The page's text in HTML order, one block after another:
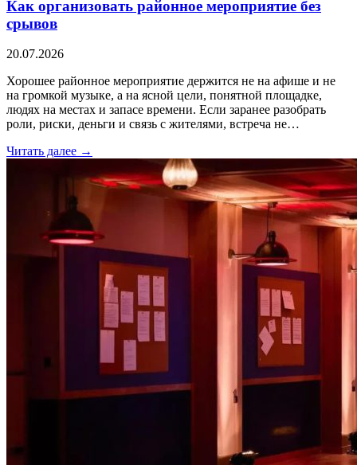
Как организовать районное мероприятие без
срывов
20.07.2026
Хорошее районное мероприятие держится не на афише и не
на громкой музыке, а на ясной цели, понятной площадке,
людях на местах и запасе времени. Если заранее разобрать
роли, риски, деньги и связь с жителями, встреча не…
Читать далее →